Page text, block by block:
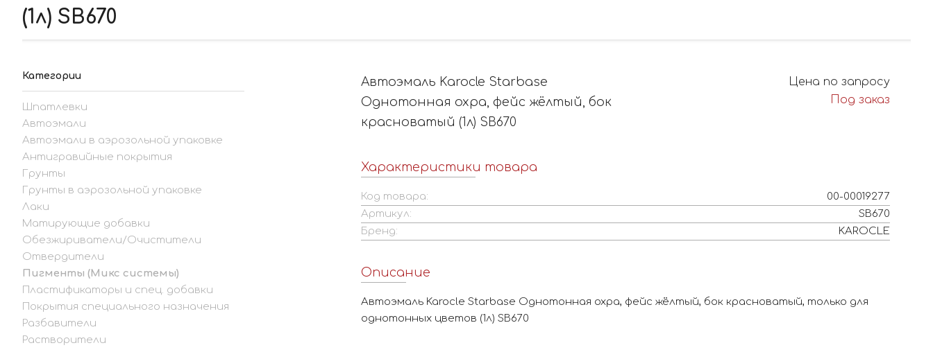
(1л) SB670
Категории
Шпатлевки
Автоэмали
Автоэмали в аэрозольной упаковке
Антигравийные покрытия
Грунты
Грунты в аэрозольной упаковке
Лаки
Матирующие добавки
Обезжириватели/Очистители
Отвердители
Пигменты (Микс системы)
Пластификаторы и спец. добавки
Покрытия специального назначения
Разбавители
Растворители
Автоэмаль Karocle Starbase
Однотонная охра, фейс жёлтый, бок
красноватый (1л) SB670
Характеристики товара
Код товара:
00-00019277
Артикул:
SB670
Бренд:
KAROCLE
Описание
Автоэмаль Karocle Starbase Однотонная охра, фейс жёлтый, бок красноватый, только для
однотонных цветов (1л) SB670
Цена по запросу
Под заказ